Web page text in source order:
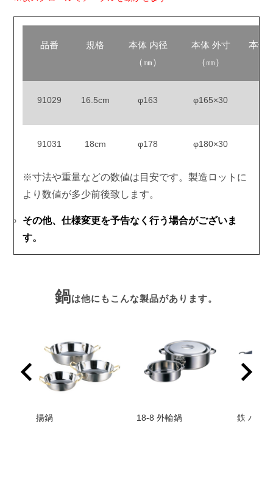
品番 規格
本体 内径
（㎜）
本体 外寸
（㎜）
本体
91029 16.5cm φ163 φ165×30
91031 18cm φ178 φ180×30
※寸法や重量などの数値は目安です。製造ロットに
より数値が多少前後致します。
その他、仕様変更を予告なく行う場合がございま
す。
鍋は他にもこんな製品があります。
揚鍋 18-8 外輪鍋 鉄 パエ